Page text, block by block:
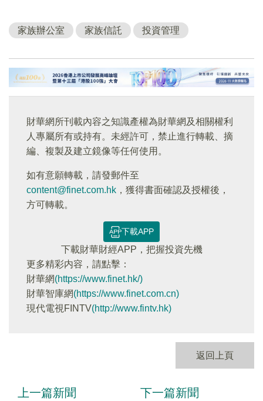
家族辦公室 家族信託 投資管理
財華網所刊載內容之知識產權為財華網及相關權利
人專屬所有或持有。未經許可，禁止進行轉載、摘
編、複製及建立鏡像等任何使用。
如有意願轉載，請發郵件至
content@finet.com.hk ，獲得書面確認及授權後，
方可轉載。
下載APP
下載財華財經APP，把握投資先機
更多精彩内容，請點擊：
財華網(https://www.finet.hk/)
財華智庫網(https://www.finet.com.cn)
現代電視FINTV(http://www.fintv.hk)
返回上頁
上一篇新聞 下一篇新聞